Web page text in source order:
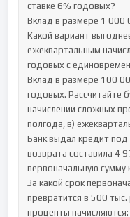
ставке 6% годовых?
Вклад в размере 1 000
Какой вариант
ежеквартальным
годовых с
Вклад в размере 100
годовых. Рассчитайте
начислении сложных
полгода, в)
Банк выдал кредит
возврата составила 4
первоначальную сумму
За какой срок
превратится в 500 тыс.
проценты